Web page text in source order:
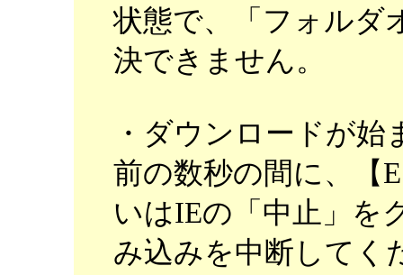
状態で、「フォルダ
決できません。
・ダウンロードが
前の数秒の間に、【
いはIEの「中止」を
み込みを中断してく